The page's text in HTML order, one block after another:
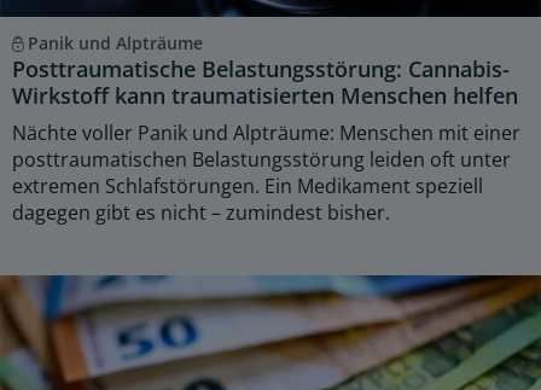
Panik und Alpträume
Posttraumatische Belastungsstörung: Cannabis-
Wirkstoff kann traumatisierten Menschen helfen
Nächte voller Panik und Alpträume: Menschen mit einer
posttraumatischen Belastungsstörung leiden oft unter
extremen Schlafstörungen. Ein Medikament speziell
dagegen gibt es nicht – zumindest bisher.